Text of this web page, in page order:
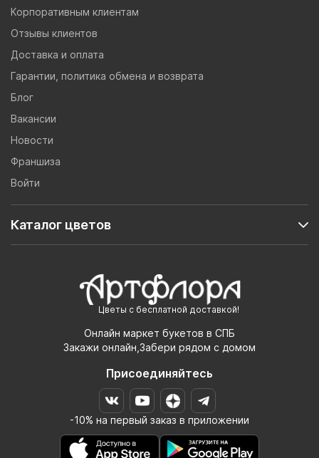
Цветы с бесплатной доставкой!
Онлайн маркет букетов в СПБ
Закажи онлайн,Забери рядом с домом
Присоединяйтесь
-10% на первый заказ в приложении
Корпоративным клиентам
Отзывы клиентов
Доставка и оплата
Гарантии, политика обмена и возврата
Блог
Вакансии
Новости
Франшиза
Войти
Каталог цветов